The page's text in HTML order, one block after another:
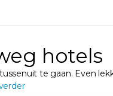
hotels
te gaan. Even